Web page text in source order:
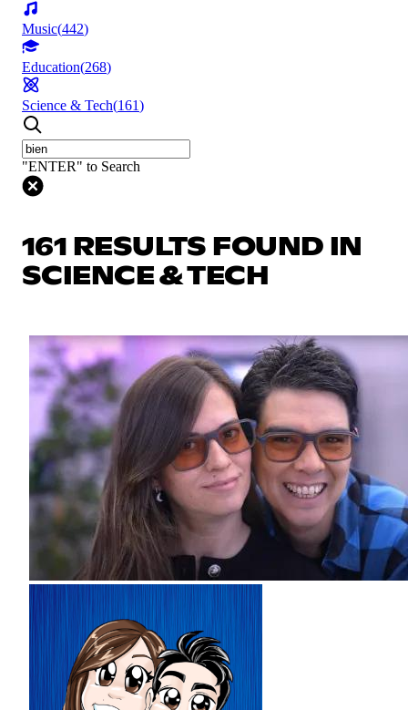
Music(442)
Education(268)
Science & Tech(161)
"ENTER" to Search
161 RESULTS FOUND IN
SCIENCE & TECH